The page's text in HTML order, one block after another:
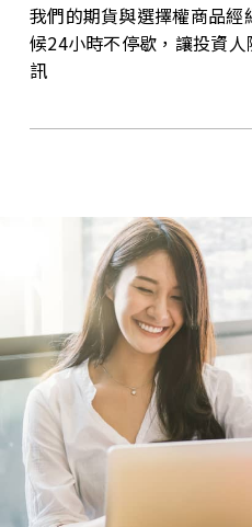
我們的期貨與選擇權商品
候24小時不停歇，讓投資
訊